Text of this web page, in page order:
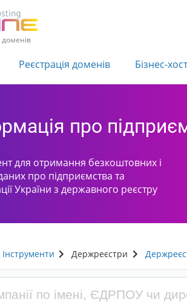
доменів
Реєстрація доменів Бізнес-
про
для отримання безкоштовних і
про підприємства та
України з державного реєстру
Інструменти Держреєстри